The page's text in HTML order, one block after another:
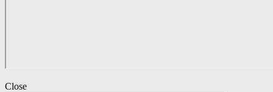
Close